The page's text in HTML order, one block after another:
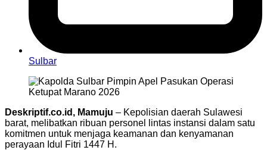
Sulbar
Deskriptif.co.id, Mamuju – Kepolisian daerah Sulawesi
barat, melibatkan ribuan personel lintas instansi dalam satu
komitmen untuk menjaga keamanan dan kenyamanan
perayaan Idul Fitri 1447 H.